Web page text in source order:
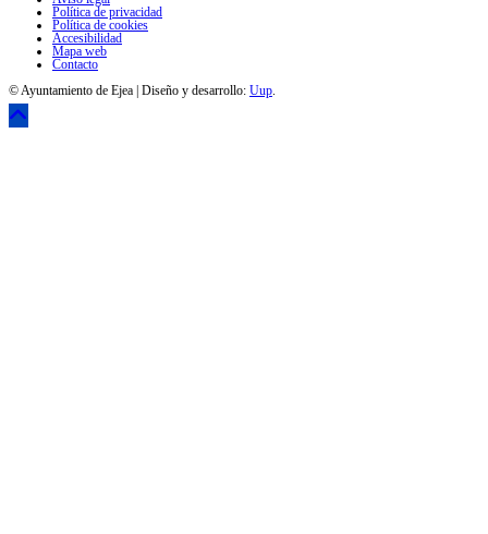
Política de privacidad
Política de cookies
Accesibilidad
Mapa web
Contacto
© Ayuntamiento de Ejea | Diseño y desarrollo: Uup